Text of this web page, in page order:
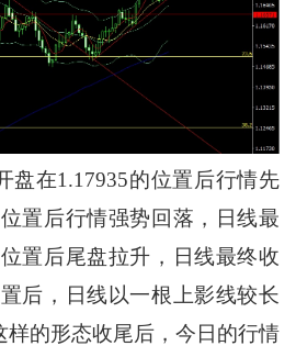
在1.17935的位置后行情先
置后行情强势回落，日线最
置后尾盘拉升，日线最终收
后，日线以一根上影线较长
样的形态收尾后，今日的行情